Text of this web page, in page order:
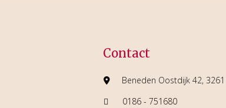
Contact
Beneden Oostdijk 42,
0186 - 751680